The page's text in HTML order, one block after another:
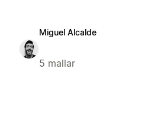
Miguel Alcalde
5 mallar